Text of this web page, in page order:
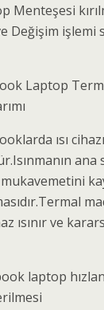
Menteşesi
Değişim işlemi
Laptop
ısı
ısınır ve
laptop